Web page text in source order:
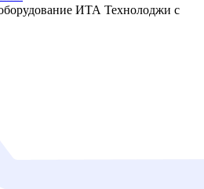
ИТА Технолоджи с